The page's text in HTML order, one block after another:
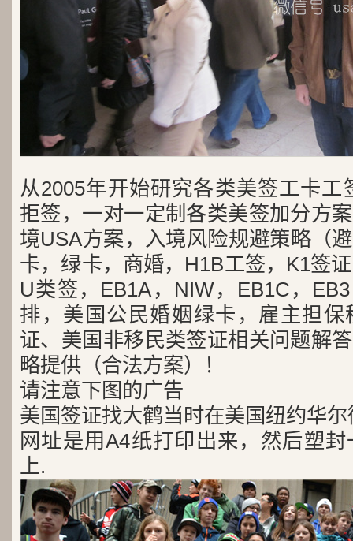
从2005年开始研究各类美签工卡工
拒签，一对一定制各类美签加分方
境USA方案，入境风险规避策略（
卡，绿卡，商婚，H1B工签，K1签
U类签，EB1A，NIW，EB1C，
排，美国公民婚姻绿卡，雇主担
证、美国非移民类签证相关问题解
略提供（合法方案）！
请注意下图的广告
美国签证找大鹤当时在美国纽约华
网址是用A4纸打印出来，然后塑
上.